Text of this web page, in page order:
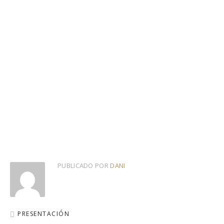
PUBLICADO PORDANI
PRESENTACIÓN